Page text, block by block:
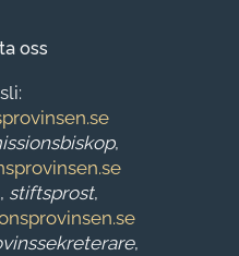
oss
,
stiftsprost,
,